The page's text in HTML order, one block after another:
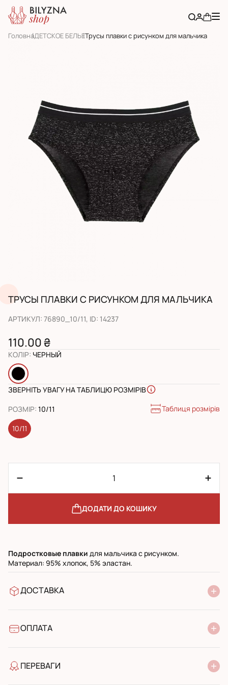
ГоловнаДЕТСКОЕ БЕЛЬЕТрусы плавки с рисунком для мальчика
ТРУСЫ ПЛАВКИ С РИСУНКОМ ДЛЯ МАЛЬЧИКА
АРТИКУЛ: 76890_10/11, ID: 14237
110.00 ₴
КОЛІР: ЧЕРНЫЙ
ЗВЕРНІТЬ УВАГУ НА ТАБЛИЦЮ РОЗМІРІВ
РОЗМІР: 10/11 Таблиця розмірів
10/11
ДОДАТИ ДО КОШИКУ
Подростковые плавки для мальчика с рисунком.
Материал: 95% хлопок, 5% эластан.
ДОСТАВКА
УкрПошта стандарт
ОПЛАТА
Банківський переказ
ПЕРЕВАГИ